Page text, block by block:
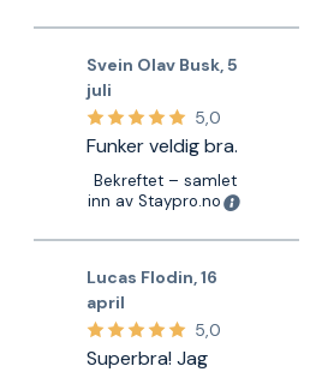
Svein Olav Busk 5
juli
5,0
Funker veldig bra.
Bekreftet – samlet
inn av Staypro.no
Lucas Flodin ,16
april
5,0
Superbra! Jag